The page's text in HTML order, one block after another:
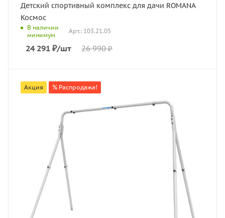
Детский спортивный комплекс для дачи ROMANA
Космос
В наличии
минимум
Арт.: 103.21.05
24 291 ₽/шт 26 990₽
Акция % Распродажа!